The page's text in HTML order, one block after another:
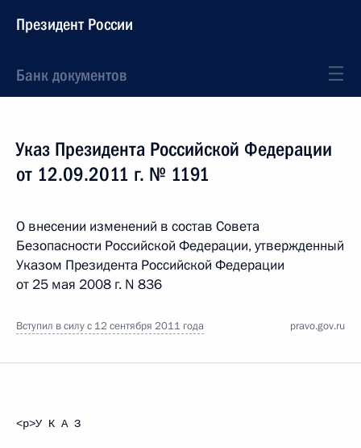
Президент России
Банк документов
Указ Президента Российской Федерации
от 12.09.2011 г. № 1191
О внесении изменений в состав Совета
Безопасности Российской Федерации, утвержденный
Указом Президента Российской Федерации
от 25 мая 2008 г. N 836
Вступил в силу с 12 сентября 2011 года pravo.gov.ru
<p>У К А З